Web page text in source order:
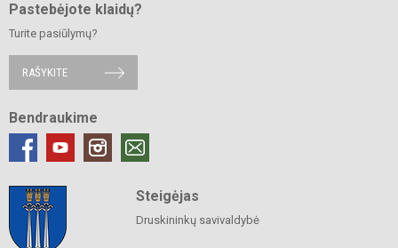
Pastebėjote klaidų?
Turite pasiūlymų?
RAŠYKITE
Bendraukime
Steigėjas
Druskininkų savivaldybė